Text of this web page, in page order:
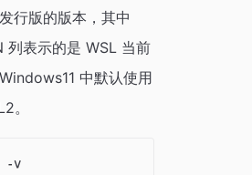
行版的版本，其中
列表示的是 WSL 当前
中默认使用
。
-v